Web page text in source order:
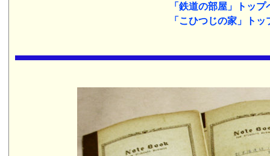
「鉄道の部屋」トップ
「こひつじの家」トッ